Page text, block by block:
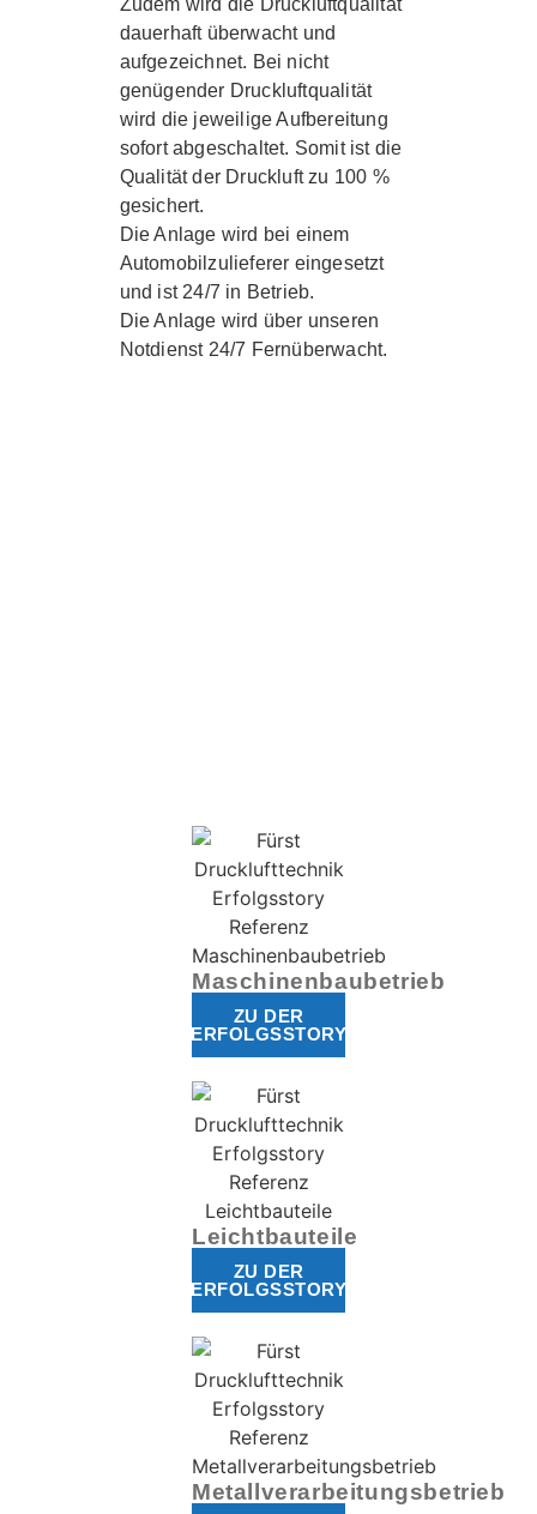
Zudem wird die Druckluftqualität
dauerhaft überwacht und
aufgezeichnet. Bei nicht
genügender Druckluftqualität
wird die jeweilige Aufbereitung
sofort abgeschaltet. Somit ist die
Qualität der Druckluft zu 100 %
gesichert.
Die Anlage wird bei einem
Automobilzulieferer eingesetzt
und ist 24/7 in Betrieb.
Die Anlage wird über unseren
Notdienst 24/7 Fernüberwacht.
Maschinenbaubetrieb
ZU DER
ERFOLGSSTORY
Leichtbauteile
ZU DER
ERFOLGSSTORY
Metallverarbeitungsbetrieb